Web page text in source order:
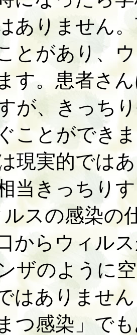
ありません
とがあり、
す。患者さ
が、きっち
ことができ
現実的では
当きっちり
ルスの感染の
からウィル
ザのように
はありませ
つ感染」で